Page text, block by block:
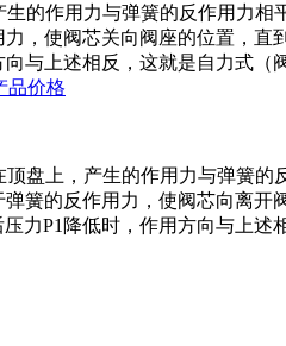
的作用力与弹簧的反作用力相平
，使阀芯关向阀座的位置，
用方向与上述相反，这就是自力式
品价格
盘上，产生的作用力与弹簧的
于弹簧的反作用力，使阀芯向离
压力P1降低时，作用方向与上述